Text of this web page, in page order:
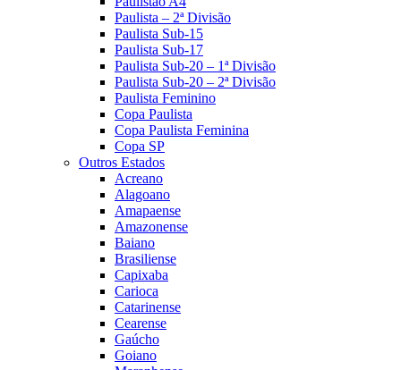
Paulista – 2ª Divisão
Paulista Sub-15
Paulista Sub-17
Paulista Sub-20 – 1ª Divisão
Paulista Sub-20 – 2ª Divisão
Paulista Feminino
Copa Paulista
Copa Paulista Feminina
Copa SP
Outros Estados
Acreano
Alagoano
Amapaense
Amazonense
Baiano
Brasiliense
Capixaba
Carioca
Catarinense
Cearense
Gaúcho
Goiano